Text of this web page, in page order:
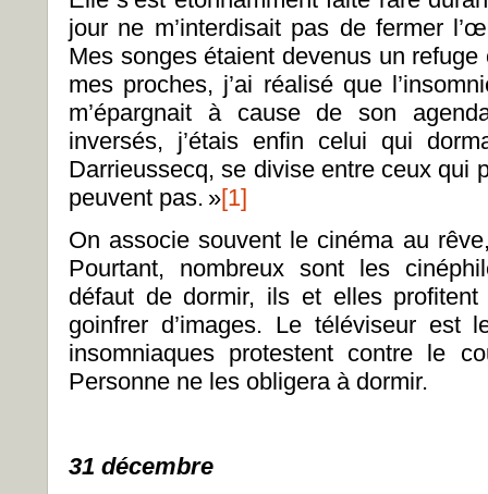
jour ne m’interdisait pas de fermer
Mes songes étaient devenus un refuge
mes proches, j’ai réalisé que
m’épargnait à cause de son
inversés, j’étais enfin celui qui
Darrieussecq, se divise entre ceux qui
peuvent pas. »[1]
On associe souvent le cinéma au
Pourtant, nombreux sont les
défaut de dormir, ils et elles
goinfrer d’images. Le téléviseur est
insomniaques protestent contre le
Personne ne les obligera à dormir.
31 décembre